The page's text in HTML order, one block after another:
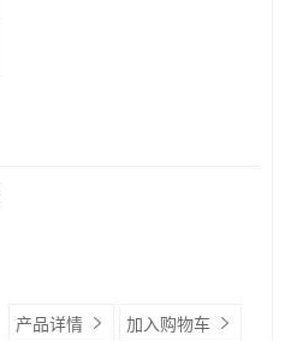
产品详情 加入购物车